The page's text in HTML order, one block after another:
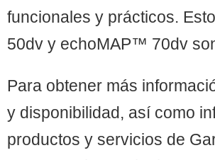
funcionales y prácticos.
50dv y echoMAP™ 70dv
Para obtener más
y disponibilidad, así como
productos y servicios de